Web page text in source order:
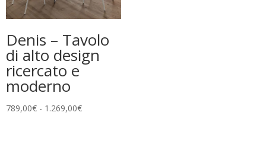
Denis – Tavolo
di alto design
ricercato e
moderno
789,00€ - 1.269,00€Fascia